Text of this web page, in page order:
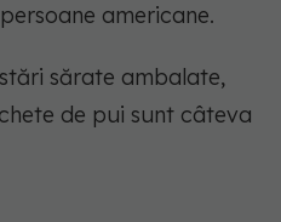
americane.
sărate ambalate,
de pui sunt câteva